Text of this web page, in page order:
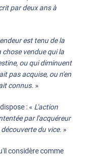
par deux ans à
est tenu de la
vendue qui la
ou qui diminuent
pas acquise, ou n'en
connus. »
: « L'action
par l'acquéreur
du vice. »
considère comme